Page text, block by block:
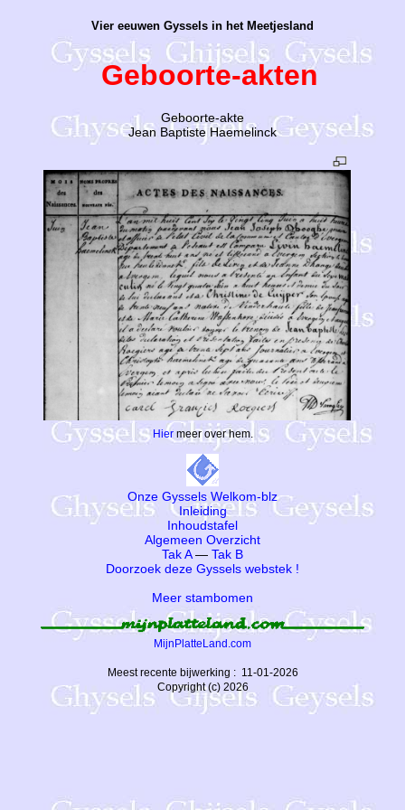
Vier eeuwen Gyssels in het Meetjesland
Geboorte-akten
Geboorte-akte
Jean Baptiste Haemelinck
Hiermeer over hem.
Onze Gyssels Welkom-blz
Inleiding
Inhoudstafel
Algemeen Overzicht
Tak A— Tak B
Doorzoek deze Gyssels webstek !
Meer stambomen
MijnPlatteLand.com
Meest recente bijwerking : 11-01-2026
Copyright (c) 2026